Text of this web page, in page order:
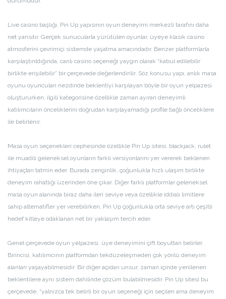
Live casino başlığı, Pin Up yapısının oyun deneyimi merkezli tarafını daha
net yansıtır. Gerçek sunucularla yürütülen oyunlar, üyeye klasik casino
atmosferini çevrimiçi sistemde yaşatma amacındadır. Benzer platformlarla
karşılaştırıldığında, canlı casino seçeneği yaygın olarak “kabul edilebilir
birlikte erişilebilir” bir çerçevede değerlendirilir. Söz konusu yapı, anlık masa
oyunu oyuncuları nezdinde beklentiyi karşılayan böyle bir oyun yelpazesi
oluştururken, ilgili kategorisine özellikle zaman ayıran deneyimli
katılımcıların önceliklerini doğrudan karşılayamadığı profile bağlı önceliklere
ile belirlenir.
Masa oyun seçenekleri cephesinde özellikle Pin Up sitesi, blackjack, rulet
ile muadili geleneksel oyunların farklı versiyonlarını yer vererek beklenen
ihtiyaçları tatmin eder. Burada zenginlik, çoğunlukla hızlı ulaşım birlikte
deneyim rahatlığı üzerinden öne çıkar. Diğer farklı platformlar geleneksel
masa oyun alanında biraz daha ileri seviye veya özellikle iddialı limitlere
sahip alternatifler yer verebilirken, Pin Up çoğunlukla orta seviye artı çeşitli
hedef kitleye odaklanan net bir yaklaşım tercih eder.
Genel çerçevede oyun yelpazesi, üye deneyimini çift boyuttan belirler.
Birincisi, katılımcının platformdan tekdüzeleşmeden çok yönlü deneyim
alanları yaşayabilmesidir. Bir diğer açıdan unsur, zaman içinde yenilenen
beklentilere aynı sistem dahilinde çözüm bulabilmesidir. Pin Up sitesi bu
çerçevede, “yalnızca tek belirli bir oyun seçeneği için seçilen ama deneyim